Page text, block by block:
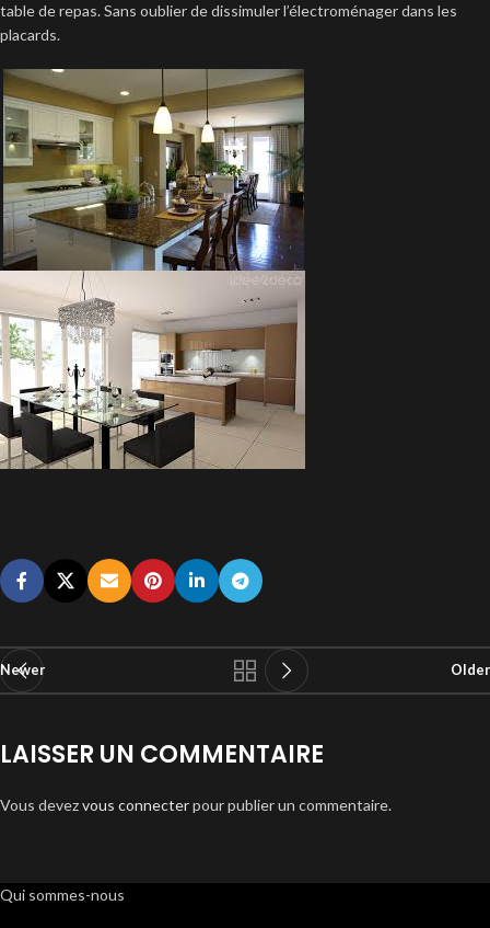
table de repas. Sans oublier de dissimuler l’électroménager dans les
placards.
Newer Older
LAISSER UN COMMENTAIRE
Vous devezvous connecterpour publier un commentaire.
Qui sommes-nous